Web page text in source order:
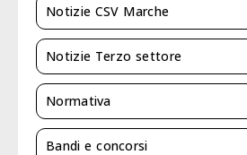
Notizie CSV Marche
Notizie Terzo settore
Normativa
Bandi e concorsi